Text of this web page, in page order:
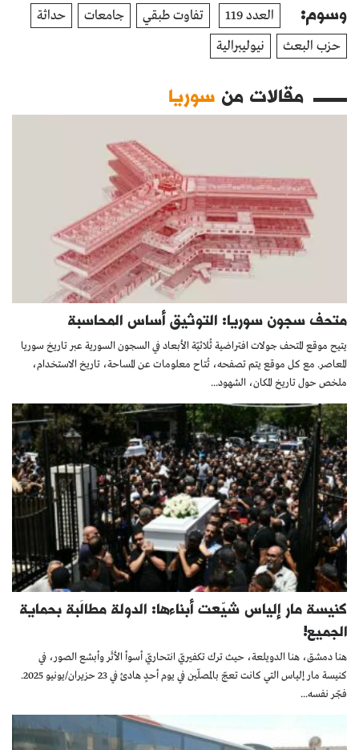
وسوم: العدد 119 تفاوت طبقي جامعات
حداثة
حزب البعث
نيوليبرالية
مقالات من سوريا
متحف سجون سوريا: التوثيق أساس المحاسبة
يتيح موقع المتحف جولات افتراضية ثُلاثيّة الأبعاد في السجون السورية عبر تاريخ سوريا
المعاصر. مع كل موقع يتم تصفحه، تُتاح معلومات عن المساحة، تاريخ الاستخدام،
ملخص حول تاريخ المكان، الشهود...
كنيسة مار إلياس شيّعت أبناءها: الدولة مطالَبة بحماية
الجميع!
هنا دمشق، هنا الدويلعة، حيث ترك تكفيريّ انتحاريّ أسوأ الأثَر وأبشع الصور، في
كنيسة مار إلياس التي كانت تعجّ بالمصلّين في يوم أحدٍ هادئ في 23 حزيران/يونيو 2025.
فجّر نفسه...